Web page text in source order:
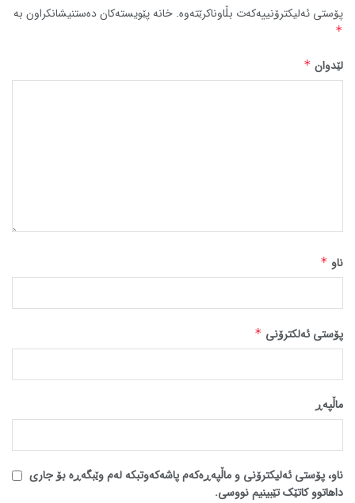
پۆستی ئەلیکترۆنییەکەت بڵاوناکرێتەوە. خانە پێویستەکان دەستنیشانکراون بە
*
لێدوان *
ناو *
پۆستی ئەلکترۆنی *
ماڵپه‌ڕ
ناو، پۆستی ئەلیکترۆنی و ماڵپەڕەکەم پاشەکەوتبکە لەم وێبگەڕە بۆ جاری
داهاتوو کاتێک تێبینیم نووسی.